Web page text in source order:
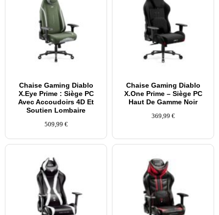
Chaise Gaming Diablo
X.Eye Prime : Siège PC
Avec Accoudoirs 4D Et
Soutien Lombaire
509,99 €
Chaise Gaming Diablo
X.One Prime – Siège PC
Haut De Gamme Noir
369,99 €